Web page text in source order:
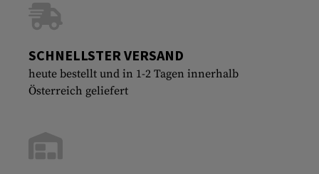
SCHNELLSTER VERSAND
heute bestellt und in 1-2 Tagen innerhalb
Österreich geliefert